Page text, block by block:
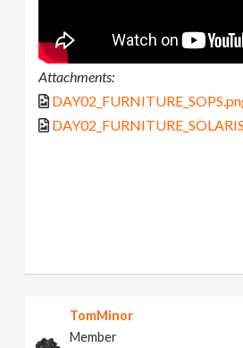
Attachments:
TomMinor
Member